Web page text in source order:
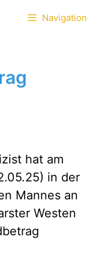
Navigation
hat am
in der
Mannes an
Westen